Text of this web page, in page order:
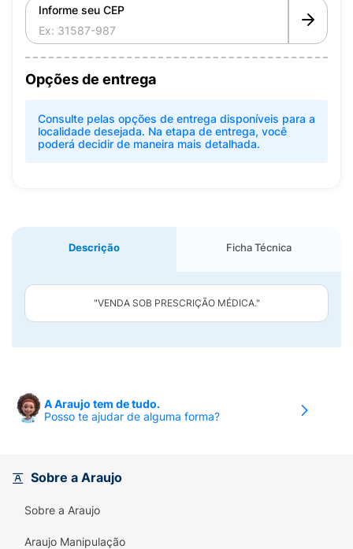
Informe seu CEP
Opções de entrega
Consulte pelas opções de entrega disponíveis para a
localidade desejada. Na etapa de entrega, você
poderá decidir de maneira mais detalhada.
Descrição Ficha Técnica
"VENDA SOB PRESCRIÇÃO MÉDICA."
A Araujo tem de tudo.
Posso te ajudar de alguma forma?
Sobre a Araujo
Sobre a Araujo
Araujo Manipulação